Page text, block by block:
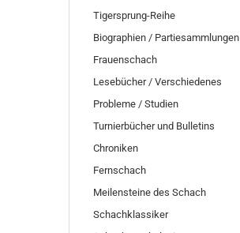
Tigersprung-Reihe
Biographien / Partiesammlungen
Frauenschach
Lesebücher / Verschiedenes
Probleme / Studien
Turnierbücher und Bulletins
Chroniken
Fernschach
Meilensteine des Schach
Schachklassiker